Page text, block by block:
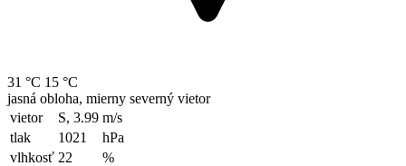
31 °C 15 °C
jasná obloha, mierny severný vietor
vietor
S, 3.99 m/s
tlak
1021
hPa
vlhkosť 22 %